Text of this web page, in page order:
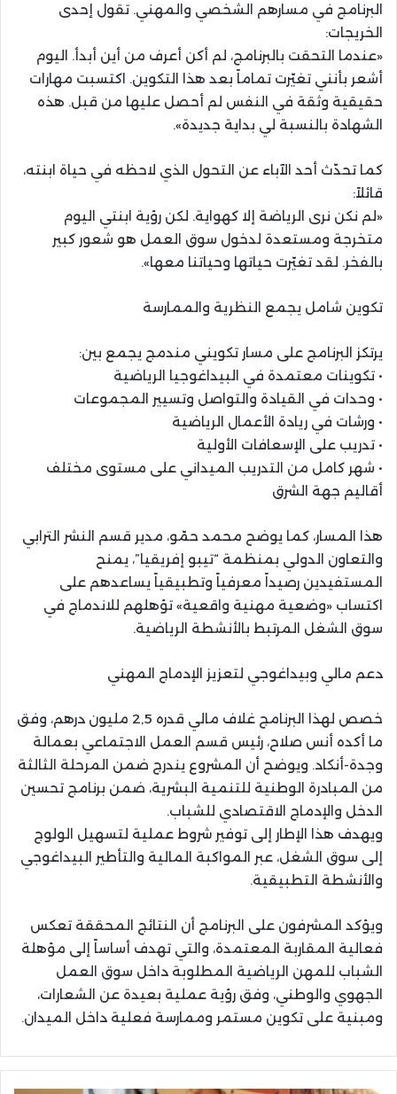
البرنامج في مسارهم الشخصي والمهني. تقول إحدى
الخريجات:
«عندما التحقت بالبرنامج، لم أكن أعرف من أين أبدأ. اليوم
أشعر بأنني تغيّرت تماماً بعد هذا التكوين. اكتسبت مهارات
حقيقية وثقة في النفس لم أحصل عليها من قبل. هذه
الشهادة بالنسبة لي بداية جديدة».
كما تحدّث أحد الآباء عن التحول الذي لاحظه في حياة ابنته،
قائلاً:
«لم نكن نرى الرياضة إلا كهواية. لكن رؤية ابنتي اليوم
متخرجة ومستعدة لدخول سوق العمل هو شعور كبير
بالفخر. لقد تغيّرت حياتها وحياتنا معها».
تكوين شامل يجمع النظرية والممارسة
يرتكز البرنامج على مسار تكويني مندمج يجمع بين:
• تكوينات معتمدة في البيداغوجيا الرياضية
• وحدات في القيادة والتواصل وتسيير المجموعات
• ورشات في ريادة الأعمال الرياضية
• تدريب على الإسعافات الأولية
• شهر كامل من التدريب الميداني على مستوى مختلف
أقاليم جهة الشرق
هذا المسار، كما يوضح محمد حمّو، مدير قسم النشر الترابي
والتعاون الدولي بمنظمة “تيبو إفريقيا”، يمنح
المستفيدين رصيداً معرفياً وتطبيقياً يساعدهم على
اكتساب «وضعية مهنية واقعية» تؤهلهم للاندماج في
سوق الشغل المرتبط بالأنشطة الرياضية.
دعم مالي وبيداغوجي لتعزيز الإدماج المهني
خصص لهذا البرنامج غلاف مالي قدره 2,5 مليون درهم، وفق
ما أكده أنس صلاح، رئيس قسم العمل الاجتماعي بعمالة
وجدة-أنكاد. ويوضح أن المشروع يندرج ضمن المرحلة الثالثة
من المبادرة الوطنية للتنمية البشرية، ضمن برنامج تحسين
الدخل والإدماج الاقتصادي للشباب.
ويهدف هذا الإطار إلى توفير شروط عملية لتسهيل الولوج
إلى سوق الشغل، عبر المواكبة المالية والتأطير البيداغوجي
والأنشطة التطبيقية.
ويؤكد المشرفون على البرنامج أن النتائج المحققة تعكس
فعالية المقاربة المعتمدة، والتي تهدف أساساً إلى مؤهلة
الشباب للمهن الرياضية المطلوبة داخل سوق العمل
الجهوي والوطني، وفق رؤية عملية بعيدة عن الشعارات،
ومبنية على تكوين مستمر وممارسة فعلية داخل الميدان.